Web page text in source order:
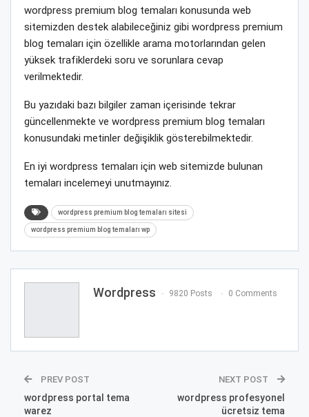
wordpress premium blog temaları konusunda web
sitemizden destek alabileceğiniz gibi wordpress premium
blog temaları için özellikle arama motorlarından gelen
yüksek trafiklerdeki soru ve sorunlara cevap
verilmektedir.
Bu yazıdaki bazı bilgiler zaman içerisinde tekrar
güncellenmekte ve wordpress premium blog temaları
konusundaki metinler değişiklik gösterebilmektedir.
En iyi wordpress temaları için web sitemizde bulunan
temaları incelemeyi unutmayınız.
wordpress premium blog temaları sitesi
wordpress premium blog temaları wp
Wordpress 9820 Posts 0 Comments
PREV POST
wordpress portal tema
warez
NEXT POST
wordpress profesyonel
ücretsiz tema